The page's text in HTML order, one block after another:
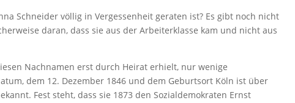
Schneider völlig in Vergessenheit geraten ist? Es gibt noch nicht
daran, dass sie aus der Arbeiterklasse kam und nicht aus
Nachnamen erst durch Heirat erhielt, nur wenige
dem 12. Dezember 1846 und dem Geburtsort Köln ist über
Fest steht, dass sie 1873 den Sozialdemokraten Ernst